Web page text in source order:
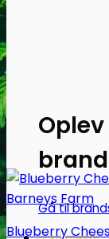
Oplev
Gå til
Blueberry